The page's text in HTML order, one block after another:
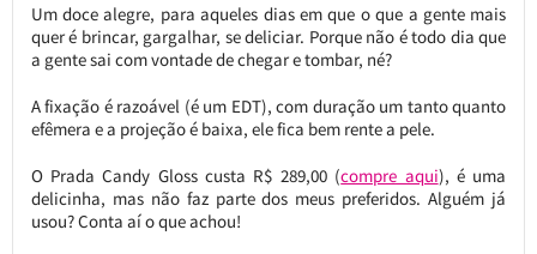
Um doce alegre, para aqueles dias em que o que a gente mais
quer é brincar, gargalhar, se deliciar. Porque não é todo dia que
a gente sai com vontade de chegar e tombar, né?
A fixação é razoável (é um EDT), com duração um tanto quanto
efêmera e a projeção é baixa, ele fica bem rente a pele.
O Prada Candy Gloss custa R$ 289,00 (compre aqui), é uma
delicinha, mas não faz parte dos meus preferidos. Alguém já
usou? Conta aí o que achou!